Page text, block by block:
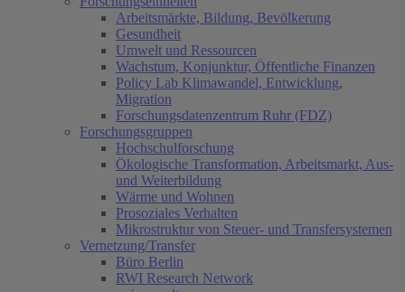
Arbeitsmärkte, Bildung, Bevölkerung
Gesundheit
Umwelt und Ressourcen
Wachstum, Konjunktur, Öffentliche Finanzen
Policy Lab Klimawandel, Entwicklung,
Migration
Forschungsdatenzentrum Ruhr (FDZ)
Forschungsgruppen
Hochschulforschung
Ökologische Transformation, Arbeitsmarkt, Aus-
und Weiterbildung
Wärme und Wohnen
Prosoziales Verhalten
Mikrostruktur von Steuer- und Transfersystemen
Vernetzung/Transfer
Büro Berlin
RWI Research Network